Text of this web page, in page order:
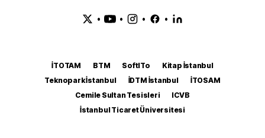
• • • •
İTOTAM BTM SoftITo
Kitap İstanbul
Teknopark İstanbul
İDTM İstanbul
İTOSAM
Cemile Sultan Tesisleri
ICVB
İstanbul Ticaret Üniversitesi